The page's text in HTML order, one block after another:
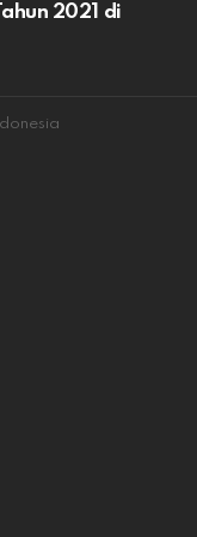
2021 di